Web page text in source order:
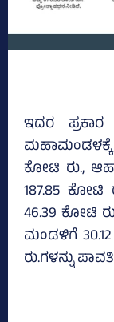
ಇದರ
ಕೋಟಿ ರು.,
187.85 ಕೋಟಿ
46.39 ಕೋಟಿ
ಮಂಡಳಿಗೆ
ರು.ಗಳನ್ನು